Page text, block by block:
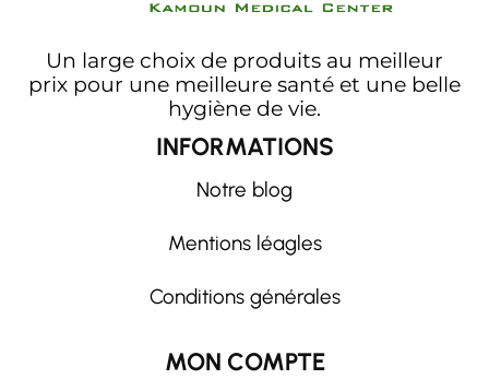
Un large choix de produits au meilleur
prix pour une meilleure santé et une belle
hygiène de vie.
INFORMATIONS
Notre blog
Mentions léagles
Conditions générales
MON COMPTE